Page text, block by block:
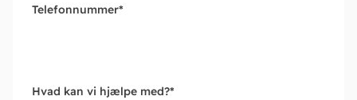
Telefonnummer*
Hvad kan vi hjælpe med?*